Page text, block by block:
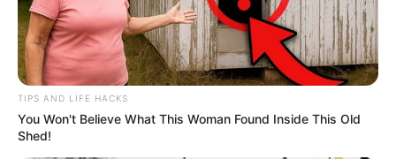
TIPS AND LIFE HACKS
You Won't Believe What This Woman Found Inside This Old
Shed!